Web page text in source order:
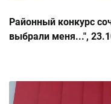
Районный конкурс
выбрали меня...",